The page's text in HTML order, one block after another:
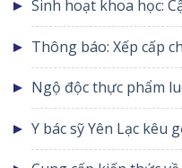
vào ngày chủ nhật
Sinh hoạt khoa học:
về nhồi máu cơ tim ở
Thông báo: Xếp cấp
cơ sở khám bệnh,
Ngộ độc thực phẩm
người dân đặc biệt
Y bác sỹ Yên Lạc kêu
tâm chung sức chiến